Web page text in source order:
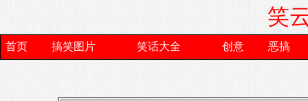
笑
首页 搞笑图片 笑话大全 创意 恶搞